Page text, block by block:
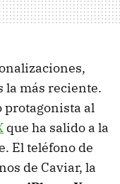
la más reciente.
protagonista al
que ha salido a la
El teléfono de
de Caviar, la